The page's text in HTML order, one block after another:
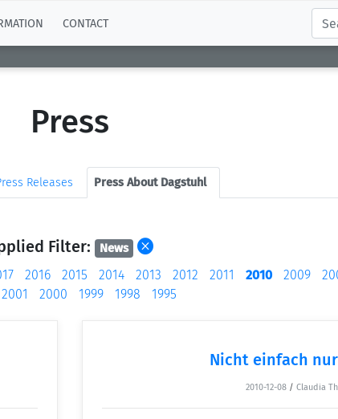
CONTACT
Press
Releases Press About Dagstuhl
Filter: News
2016 2015 2014 2013 2012 2011 2010 2009
2001 2000 1999 1998 1995
Nicht einfach
2010-12-08 / Claudia